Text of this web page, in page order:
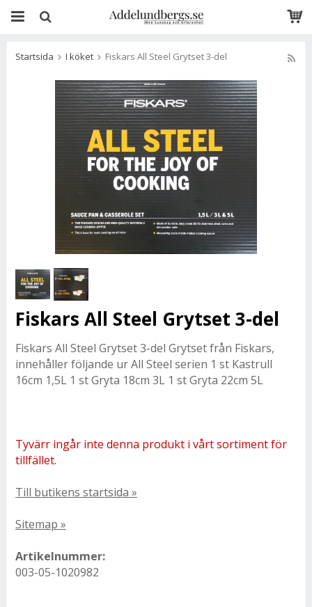
Startsida I köket Fiskars All Steel Grytset 3-del
Fiskars All Steel Grytset 3-del
Fiskars All Steel Grytset 3-del Grytset från Fiskars,
innehåller följande ur All Steel serien 1 st Kastrull
16cm 1,5L 1 st Gryta 18cm 3L 1 st Gryta 22cm 5L
Tyvärr ingår inte denna produkt i vårt sortiment för
tillfället.
Till butikens startsida »
Sitemap »
Artikelnummer:
003-05-1020982